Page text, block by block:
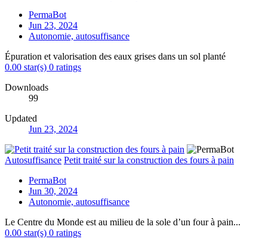
PermaBot
Jun 23, 2024
Autonomie, autosuffisance
Épuration et valorisation des eaux grises dans un sol planté
0.00 star(s) 0 ratings
Downloads
99
Updated
Jun 23, 2024
Autosuffisance Petit traité sur la construction des fours à pain
PermaBot
Jun 30, 2024
Autonomie, autosuffisance
Le Centre du Monde est au milieu de la sole d’un four à pain...
0.00 star(s) 0 ratings